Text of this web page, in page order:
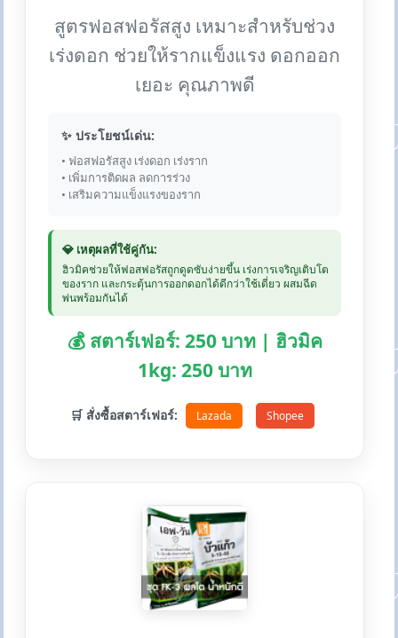
สูตรฟอสฟอรัสสูง เหมาะสำหรับช่วง
เร่งดอก ช่วยให้รากแข็งแรง ดอกออก
เยอะ คุณภาพดี
✨ ประโยชน์เด่น:
• ฟอสฟอรัสสูง เร่งดอก เร่งราก
• เพิ่มการติดผล ลดการร่วง
• เสริมความแข็งแรงของราก
💎 เหตุผลที่ใช้คู่กัน:
ฮิวมิคช่วยให้ฟอสฟอรัสถูกดูดซับง่ายขึ้น เร่งการเจริญเติบโต
ของราก และกระตุ้นการออกดอกได้ดีกว่าใช้เดี่ยว ผสมฉีด
พ่นพร้อมกันได้
💰 สตาร์เฟอร์: 250 บาท | ฮิวมิค
1kg: 250 บาท
🛒 สั่งซื้อสตาร์เฟอร์: Lazada Shopee